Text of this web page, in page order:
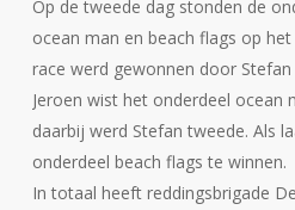
Op de tweede dag stonden de
ocean man en beach flags op
race werd gewonnen door
Jeroen wist het onderdeel ocean
daarbij werd Stefan tweede. Als
onderdeel beach flags te winnen.
In totaal heeft reddingsbrigade